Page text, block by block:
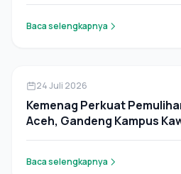
Baca selengkapnya
Pers Rilis
24 Juli 2026
Kemenag Perkuat
Aceh, Gandeng Kampus
Baca selengkapnya